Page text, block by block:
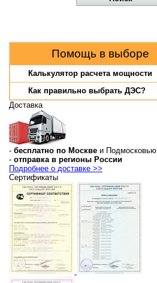
Помощь в выборе
Калькулятор расчета мощности
Как правильно выбрать ДЭС?
Доставка
- бесплатно по Москве и Подмосковью
- отправка в регионы России
Подробнее о доставке >>
Сертификаты